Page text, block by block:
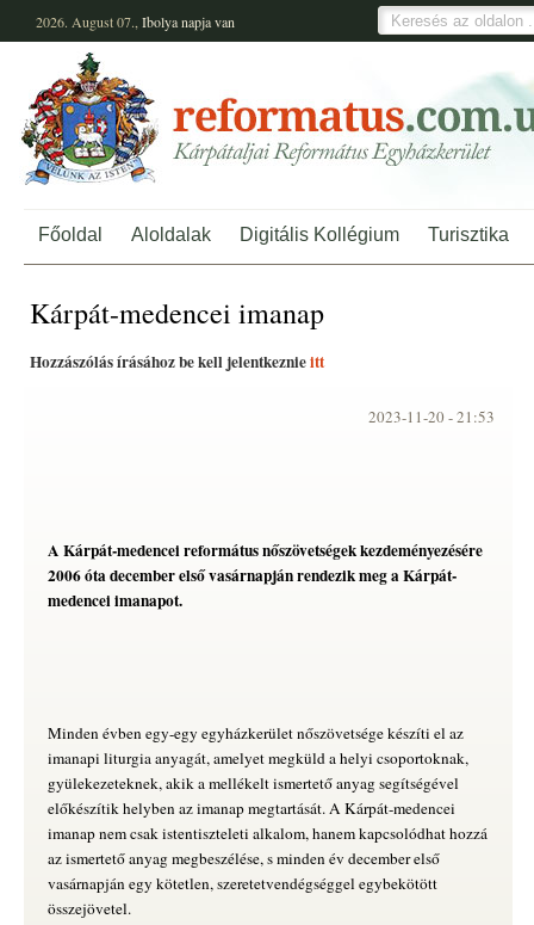
2026. August 07., Ibolyanapja van
Főoldal Aloldalak Digitális Kollégium Turisztika
Kárpát-medencei imanap
Hozzászólás írásához be kell jelentkeznieitt
2023-11-20 -21:53
A Kárpát-medencei református nőszövetségek kezdeményezésére
2006 óta december első vasárnapján rendezik meg a Kárpát-
medencei imanapot.
Minden évben egy-egy egyházkerület nőszövetsége készíti el az
imanapi liturgia anyagát, amelyet megküld a helyi csoportoknak,
gyülekezeteknek, akik a mellékelt ismertető anyag segítségével
előkészítik helyben az imanap megtartását. A Kárpát-medencei
imanap nem csak istentiszteleti alkalom, hanem kapcsolódhat hozzá
az ismertető anyag megbeszélése, s minden év december első
vasárnapján egy kötetlen, szeretetvendégséggel egybekötött
összejövetel.